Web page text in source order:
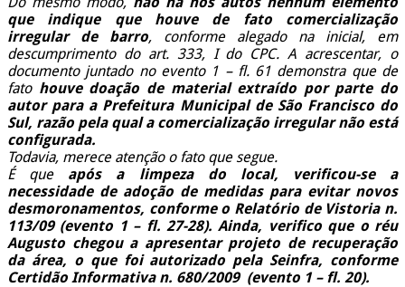
que indique que houve de fato comercialização
irregular de barro, conforme alegado na inicial, em
descumprimento do art. 333, I do CPC. A acrescentar, o
documento juntado no evento 1 – fl. 61 demonstra que de
fato houve doação de material extraído por parte do
autor para a Prefeitura Municipal de São Francisco do
Sul, razão pela qual a comercialização irregular não está
configurada.
Todavia, merece atenção o fato que segue.
É que após a limpeza do local, verificou-se a
necessidade de adoção de medidas para evitar novos
desmoronamentos, conforme o Relatório de Vistoria n.
113/09 (evento 1 – fl. 27-28). Ainda, verifico que o réu
Augusto chegou a apresentar projeto de recuperação
da área, o que foi autorizado pela Seinfra, conforme
Certidão Informativa n. 680/2009 (evento 1 – fl. 20).